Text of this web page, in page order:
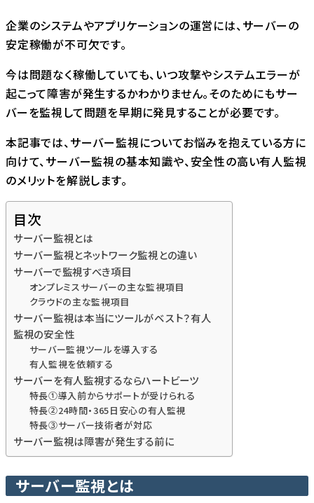
企業のシステムやアプリケーションの運営には、サーバーの
安定稼働が不可欠です。
今は問題なく稼働していても、いつ攻撃やシステムエラーが
起こって障害が発生するかわかりません。そのためにもサー
バーを監視して問題を早期に発見することが必要です。
本記事では、サーバー監視についてお悩みを抱えている方に
向けて、サーバー監視の基本知識や、安全性の高い有人監視
のメリットを解説します。
目次
サーバー監視とは
サーバー監視とネットワーク監視との違い
サーバーで監視すべき項目
オンプレミスサーバーの主な監視項目
クラウドの主な監視項目
サーバー監視は本当にツールがベスト？有人
監視の安全性
サーバー監視ツールを導入する
有人監視を依頼する
サーバーを有人監視するならハートビーツ
特長①導入前からサポートが受けられる
特長②24時間・365日安心の有人監視
特長③サーバー技術者が対応
サーバー監視は障害が発生する前に
サーバー監視とは